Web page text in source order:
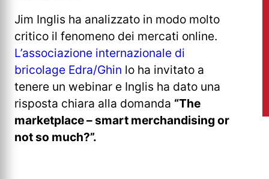
Jim Inglis ha analizzato in modo molto
critico il fenomeno dei mercati online.
L’associazione internazionale di
bricolage Edra/Ghin lo ha invitato a
tenere un webinar e Inglis ha dato una
risposta chiara alla domanda “The
marketplace – smart merchandising or
not so much?”.